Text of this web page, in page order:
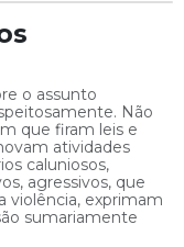
o assunto
Não
que firam leis e
atividades
caluniosos,
agressivos, que
violência, exprimam
sumariamente